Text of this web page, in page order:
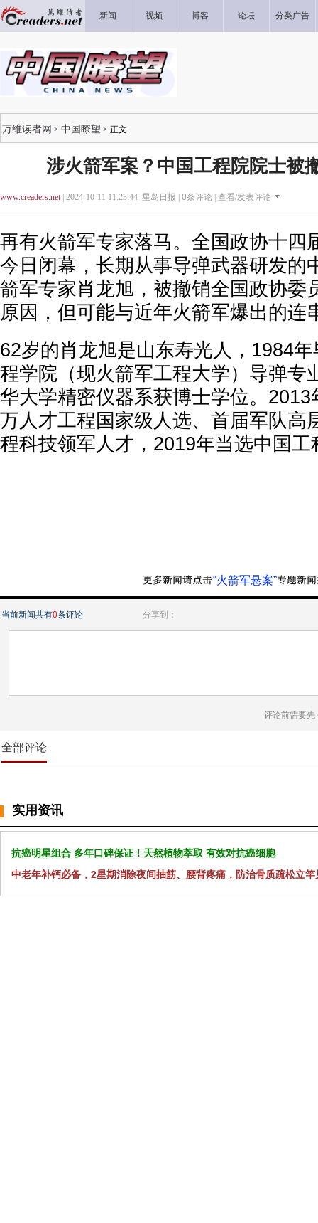
新闻 视频 博客 论坛 分类广告
万维读者网 > 中国瞭望 > 正文
涉火箭军案？中国工程院院士被
www.creaders.net| 2024-10-11 11:23:44 星岛日报 | 0条评论 | 查看/发表评论
再有火箭军专家落马。全国政协十四
今日闭幕，长期从事导弹武器研发的
箭军专家肖龙旭，被撤销全国政协委
原因，但可能与近年火箭军爆出的连
62岁的肖龙旭是山东寿光人，1984
程学院（现火箭军工程大学）导弹专
华大学精密仪器系获博士学位。
万人才工程国家级人选、首届军队高
程科技领军人才，2019年当选中国工
“火箭军悬案”
当前新闻共有0条评论 分享到：
评论前需要先
全部评论
实用资讯
抗癌明星组合 多年口碑保证！天然植物萃取 有效对抗癌细胞
中老年补钙必备，2星期消除夜间抽筋、腰背疼痛，防治骨质疏松立竿